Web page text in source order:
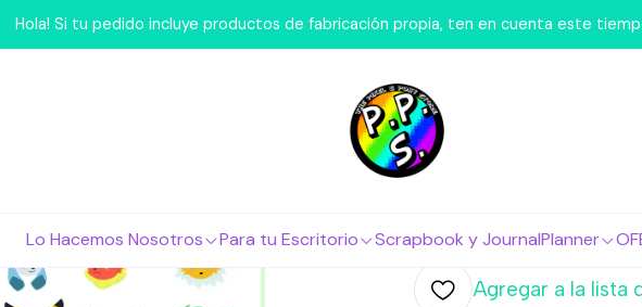
Lo Hacemos Nosotros Para tu Escritorio Scrapbook y JournalPlanner
Hola! Si tu pedido incluye productos de fabricación propia, ten en cuenta este
Inicio Lo Hacemos Nosotros Láminas de Stickers Series y Pelis Lámina de
|
Lámina de
Cantidad
Agregar a la lista